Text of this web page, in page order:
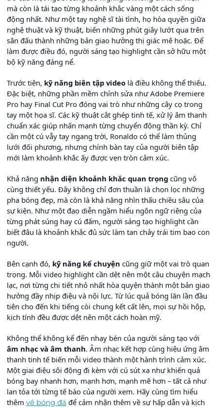
mà còn là tái tạo từng khoảnh khắc vàng một cách sống
động nhất. Như một tay nghệ sĩ tài tình, họ hòa quyện giữa
nghệ thuật và kỹ thuật, biến những phút giây lướt qua trên
sân đấu thành những bản giao hưởng thị giác mê hoặc. Để
làm được điều đó, người sáng tạo highlight cần sở hữu một
bộ kỹ năng đáng nể.
Trước tiên, kỹ năng biên tập video là điều không thể thiếu.
Đặc biệt, những phần mềm chỉnh sửa như Adobe Premiere
Pro hay Final Cut Pro đóng vai trò như những cây cọ trong
tay một họa sĩ. Các kỹ thuật cắt ghép tinh tế, xử lý âm thanh
chuẩn xác giúp nhấn mạnh từng chuyển động thần kỳ. Chỉ
cần một cú vẫy tay ngang trời, Ronaldo có thể làm thủng
lưới đối phương, nhưng chính bàn tay của người biên tập
mới làm khoảnh khắc ấy được vẹn tròn cảm xúc.
Khả năng nhận diện khoảnh khắc quan trọng cũng vô
cùng thiết yếu. Đây không chỉ đơn thuần là chọn lọc những
pha bóng đẹp, mà còn là khả năng nhìn thấu chiều sâu của
sự kiện. Như một đạo diễn ngầm hiểu ngôn ngữ riêng của
từng phát súng hay cú đấm, người sáng tạo highlight cần
biết đâu là khoảnh khắc đủ sức làm tan chảy trái tim bao con
người.
Bên cạnh đó, kỹ năng kể chuyện cũng giữ một vai trò quan
trọng. Mỗi video highlight cần dệt nên một câu chuyện mạch
lạc, nơi từng chi tiết nhỏ nhất hòa quyện thành một bản giao
hưởng đầy nhịp điệu và nội lực. Từ lúc quả bóng lăn lần đầu
tiên cho đến khi tiếng còi chung kết cất lên, mọi sự hồi hộp,
kịch tính đều được dệt nên một cách hoàn mỹ.
Không thể không kể đến nhạy bén của người sáng tạo với
âm nhạc và âm thanh. Âm nhạc kết hợp cùng hiệu ứng âm
thanh tinh tế biến mỗi video thành một hành trình cảm xúc.
Một giai điệu sôi động đi kèm với cú sút xa như khiến quả
bóng bay nhanh hơn, mạnh hơn, mạnh mẽ hơn – tất cả như
lan tỏa tới từng tế bào của người xem. Hãy cùng tìm hiểu
thêm về bóng đá để cảm nhận thêm về sự hấp dẫn và kịch